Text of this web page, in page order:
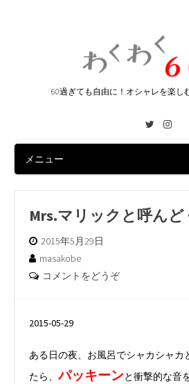
60過ぎても自由に！オシャレを楽し
Twitter
メニュー
Mrs.マリックと呼んど
2015年5月29日
masakobe
コメントをどうぞ
2015-05-29
ある日の夜、お風呂でシャカシャカ
たら、パッキーンと衝撃的な音